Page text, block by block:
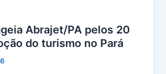
Abrajet/PA pelos 20
do turismo no Pará